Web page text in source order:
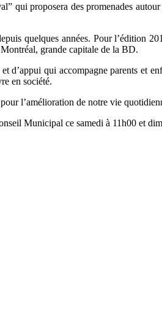
qui proposera des promenades
quelques années. Pour l’édition
grande capitale de la BD.
d’appui qui accompagne parents et
en société.
l’amélioration de notre vie
Municipal ce samedi à 11h00 et